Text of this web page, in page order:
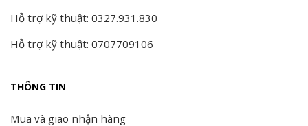
Hỗ trợ kỹ thuật: 0327.931.830
Hỗ trợ kỹ thuật: 0707709106
THÔNG TIN
Mua và giao nhận hàng